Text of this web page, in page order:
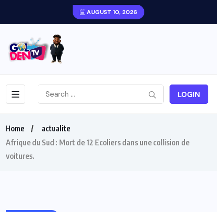
AUGUST 10, 2026
LOGIN
Home
actualite
Afrique du Sud : Mort de 12 Ecoliers dans une collision de
voitures.